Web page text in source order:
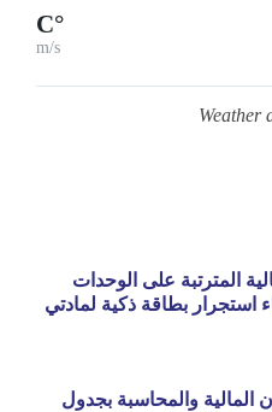
°C
m/s
Weather
المترتبة على الوحدات
استجرار بطاقة ذكية لمادتي
والمحاسبة بجدول